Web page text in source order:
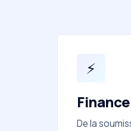
⚡
De la